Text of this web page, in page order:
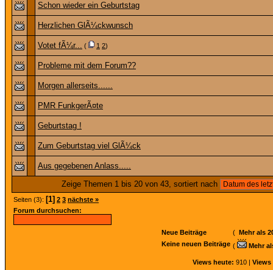
Schon wieder ein Geburtstag
Herzlichen GlÃ¼ckwunsch
Votet fÃ¼r... ( 1 2)
Probleme mit dem Forum??
Morgen allerseits......
PMR FunkgerÃ¤te
Geburtstag !
Zum Geburtstag viel GlÃ¼ck
Aus gegebenen Anlass.....
Zeige Themen 1 bis 20 von 43, sortiert nach
Seiten (3): [1] 2 3 nächste »
Forum durchsuchen:
Neue Beiträge ( Mehr als
Keine neuen Beiträge ( Mehr
Views heute: 910 | Views